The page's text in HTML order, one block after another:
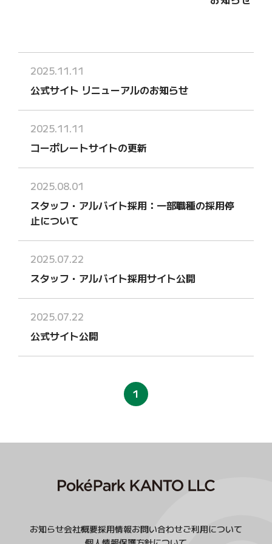
2025.11.11
公式サイト リニューアルのお知らせ
2025.11.11
コーポレートサイトの更新
2025.08.01
スタッフ・アルバイト採用：一部職種の採用停
止について
2025.07.22
スタッフ・アルバイト採用サイト公開
2025.07.22
公式サイト公開
1
お知らせ会社概要採用情報お問い合わせご利用について